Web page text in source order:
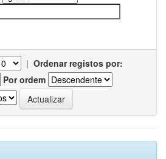
| Ordenar registos por:
Por ordem